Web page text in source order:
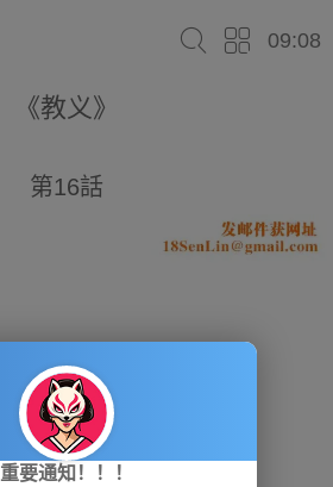
09:08
《教义》
第16話
重要通知！！！